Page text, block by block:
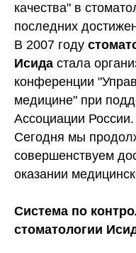
качества" в
последних
В 2007 году
Исида стала
конференции
медицине" при
Ассоциации России.
Сегодня мы
совершенствуем
оказании
Система по
стоматологии